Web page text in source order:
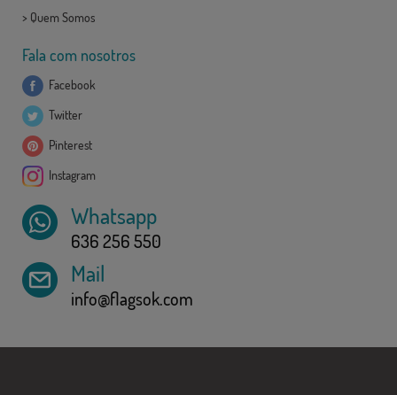
> Quem Somos
Fala com nosotros
Facebook
Twitter
Pinterest
Instagram
Whatsapp
636 256 550
Mail
info@flagsok.com